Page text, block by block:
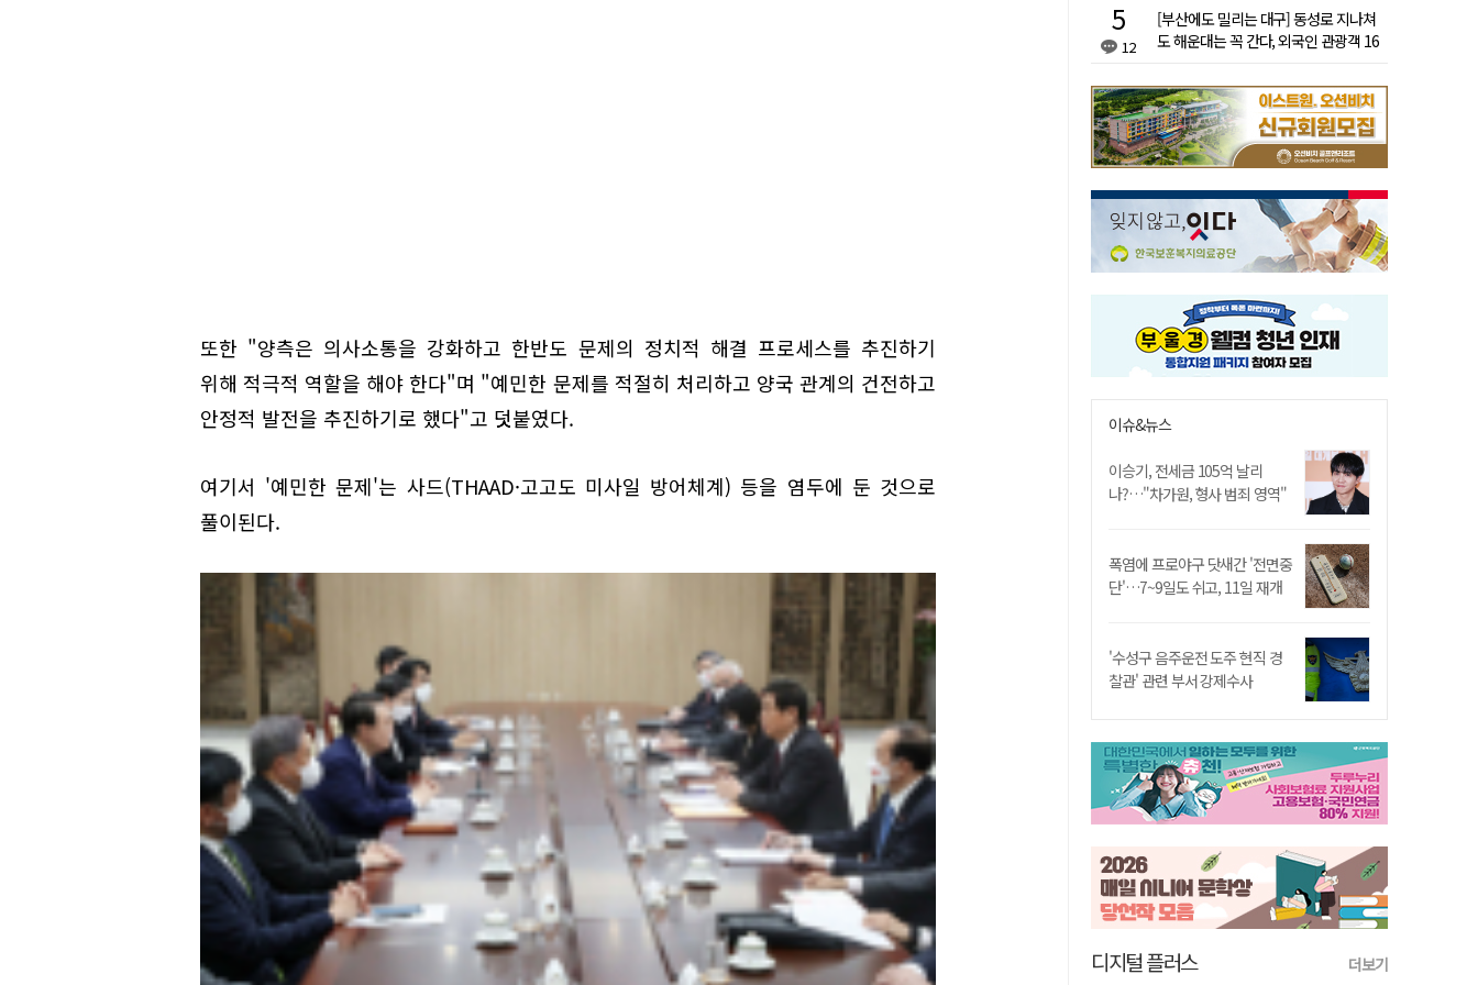
또한 "양측은 의사소통을 강화하고 한반도 문제의 정치적 해결 프로세스를 추진하기
위해 적극적 역할을 해야 한다"며 "예민한 문제를 적절히 처리하고 양국 관계의 건전하고
안정적 발전을 추진하기로 했다"고 덧붙였다.
여기서 '예민한 문제'는 사드(THAAD·고고도 미사일 방어체계) 등을 염두에 둔 것으로
풀이된다.
12
[부산에도 밀리는 대구] 동성로 지나쳐
도 해운대는 꼭 간다, 외국인 관광객 16
이슈&뉴스
이승기, 전세금 105억 날리
나?…"차가원, 형사 범죄 영역"
폭염에 프로야구 닷새간 '전면중
단'…7~9일도 쉬고, 11일 재개
'수성구 음주운전 도주 현직 경
찰관' 관련 부서 강제수사
디지털 플러스 더보기